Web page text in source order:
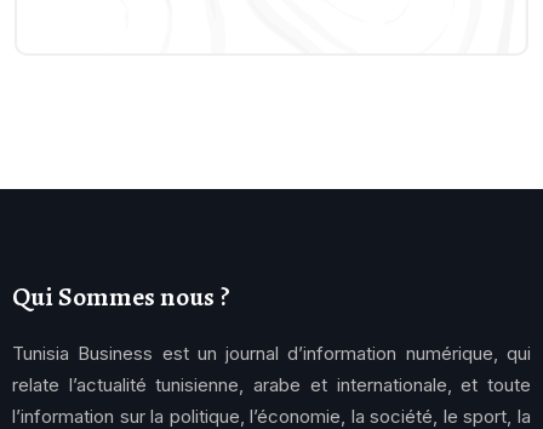
Qui Sommes nous ?
Tunisia Business est un journal d’information numérique, qui
relate l’actualité tunisienne, arabe et internationale, et toute
l’information sur la politique, l’économie, la société, le sport, la